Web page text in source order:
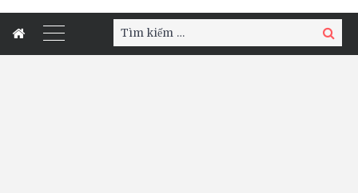
Tìm
kiếm:
Tìm
kiếm